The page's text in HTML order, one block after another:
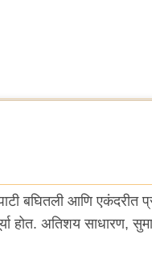
बघितली आणि एकंदरीत
होत. अतिशय साधारण,